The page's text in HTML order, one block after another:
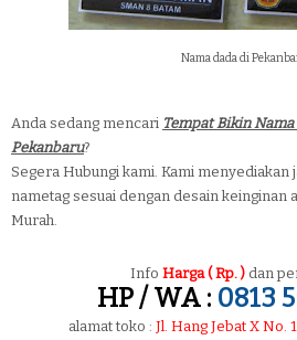
Nama dada di
Anda sedang mencari Tempat Bikin
Pekanbaru?
Segera Hubungi kami. Kami menyediakan
nametag sesuai dengan desain keinginan
Murah.
Info Harga ( Rp. ) dan
HP / WA : 0813
alamat toko : Jl. Hang Jebat X No.